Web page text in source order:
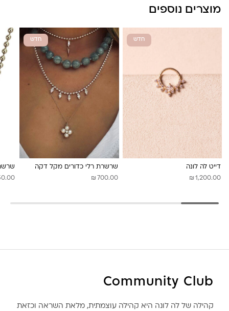
מוצרים נוספים
חדש
דייט לה לונה
₪ 1,200.00
חדש
שרשרת רלי כדורים מקל דקה
₪ 700.00
Community Club
קהילה של לה לונה היא קהילה עוצמתית, מלאת השראה וכזאת